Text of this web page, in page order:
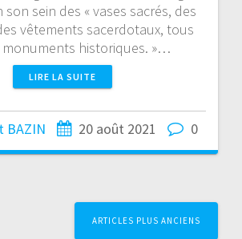
sein des « vases sacrés, des
vêtements sacerdotaux, tous
monuments historiques. »…
LIRE LA SUITE
BAZIN 20 août 2021 0
ARTICLES PLUS ANCIENS